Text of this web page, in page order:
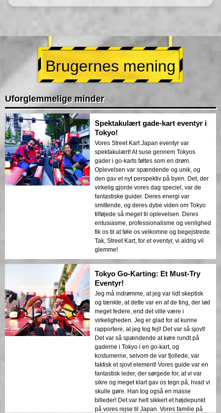
Brugernes mening
Uforglemmelige minder
Spektakulært gade-kart eventyr i
Tokyo!
Vores Street Kart Japan eventyr var
spektakulært! At suse gennem Tokyos
gader i go-karts føltes som en drøm.
Oplevelsen var spændende og unik, og
den gav et nyt perspektiv på byen. Det, der
virkelig gjorde vores dag speciel, var de
fantastiske guider. Deres energi var
smittende, og deres dybe viden om Tokyo
tilføjede så meget til oplevelsen. Deres
entusiasme, professionalisme og venlighed
fik os til at føle os velkomne og begejstrede.
Tak, Street Kart, for et eventyr, vi aldrig vil
glemme!
Tokyo Go-Karting: Et Must-Try
Eventyr!
Jeg må indrømme, at jeg var lidt skeptisk
og tænkte, at dette var en af de ting, der lød
meget federe, end det ville være i
virkeligheden. Jeg er glad for at kunne
rapportere, at jeg tog fejl! Det var så sjovt!
Det var så spændende at køre rundt på
gaderne i Tokyo i en go-kart, og
kostumerne, selvom de var fjollede, var
faktisk et sjovt element! Vores guide var en
fantastisk leder, der sørgede for, at vi var
sikre og meget klart gav os tegn på, hvad vi
skulle gøre. Han tog også en masse
billeder! Det var helt sikkert et højdepunkt
på vores rejse til Japan. Vores familie på